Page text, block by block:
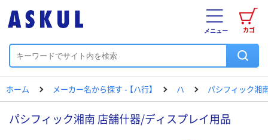
カゴ
メニュー
ホーム メーカー名から探す - 【ハ行】 ハ パシフィック湘
パシフィック湘南 店舗什器/ディスプレイ用品